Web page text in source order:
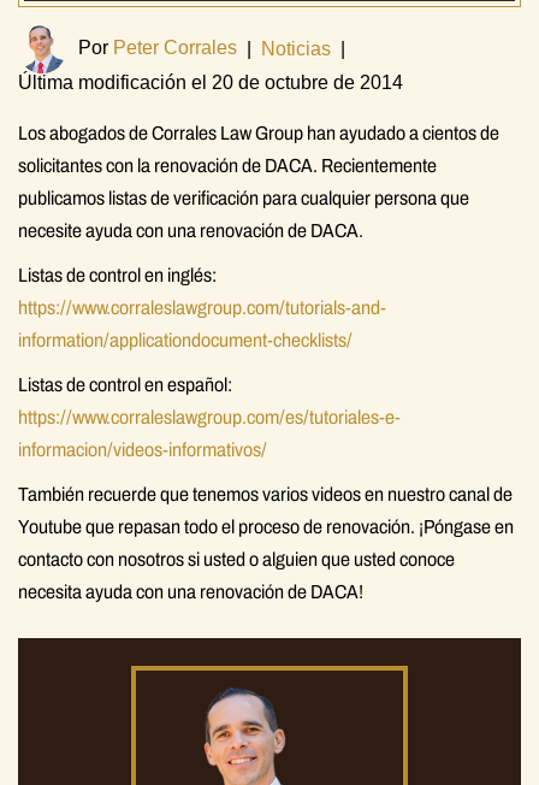
Por Peter Corrales Noticias
Última modificación el 20 de octubre de 2014
Los abogados de Corrales Law Group han ayudado a cientos de
solicitantes con la renovación de DACA. Recientemente
publicamos listas de verificación para cualquier persona que
necesite ayuda con una renovación de DACA.
Listas de control en inglés:
https://www.corraleslawgroup.com/tutorials-and-
information/applicationdocument-checklists/
Listas de control en español:
https://www.corraleslawgroup.com/es/tutoriales-e-
informacion/videos-informativos/
También recuerde que tenemos varios videos en nuestro canal de
Youtube que repasan todo el proceso de renovación. ¡Póngase en
contacto con nosotros si usted o alguien que usted conoce
necesita ayuda con una renovación de DACA!